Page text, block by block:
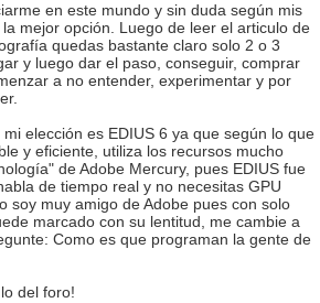
en este mundo y sin duda según mis
mejor opción. Luego de leer el articulo de
quedas bastante claro solo 2 o 3
y luego dar el paso, conseguir, comprar
a no entender, experimentar y por
elección es EDIUS 6 ya que según lo que
y eficiente, utiliza los recursos mucho
de Adobe Mercury, pues EDIUS fue
de tiempo real y no necesitas GPU
soy muy amigo de Adobe pues con solo
marcado con su lentitud, me cambie a
Como es que programan la gente de
del foro!